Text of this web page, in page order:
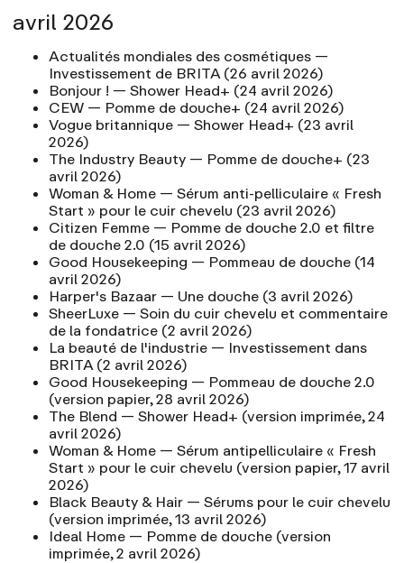
avril 2026
Actualités mondiales des cosmétiques —
Investissement de BRITA (26 avril 2026)
Bonjour ! — Shower Head+ (24 avril 2026)
CEW — Pomme de douche+ (24 avril 2026)
Vogue britannique — Shower Head+ (23 avril
2026)
The Industry Beauty — Pomme de douche+ (23
avril 2026)
Woman & Home — Sérum anti-pelliculaire « Fresh
Start » pour le cuir chevelu (23 avril 2026)
Citizen Femme — Pomme de douche 2.0 et filtre
de douche 2.0 (15 avril 2026)
Good Housekeeping — Pommeau de douche (14
avril 2026)
Harper's Bazaar — Une douche (3 avril 2026)
SheerLuxe — Soin du cuir chevelu et commentaire
de la fondatrice (2 avril 2026)
La beauté de l'industrie — Investissement dans
BRITA (2 avril 2026)
Good Housekeeping — Pommeau de douche 2.0
(version papier, 28 avril 2026)
The Blend — Shower Head+ (version imprimée, 24
avril 2026)
Woman & Home — Sérum antipelliculaire « Fresh
Start » pour le cuir chevelu (version papier, 17 avril
2026)
Black Beauty & Hair — Sérums pour le cuir chevelu
(version imprimée, 13 avril 2026)
Ideal Home — Pomme de douche (version
imprimée, 2 avril 2026)